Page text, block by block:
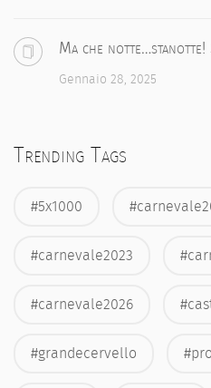
Ma che notte…stanotte!
Gennaio 28, 2025
Trending Tags
#5x1000
#carnevale2023
#carnevale2026
#grandecervello